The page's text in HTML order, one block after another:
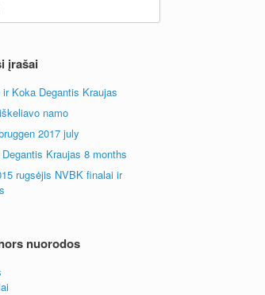
įrašai
ir Koka Degantis Kraujas
namo
2017 july
Kraujas 8 months
rugsėjis NVBK finalai ir
nuorodos